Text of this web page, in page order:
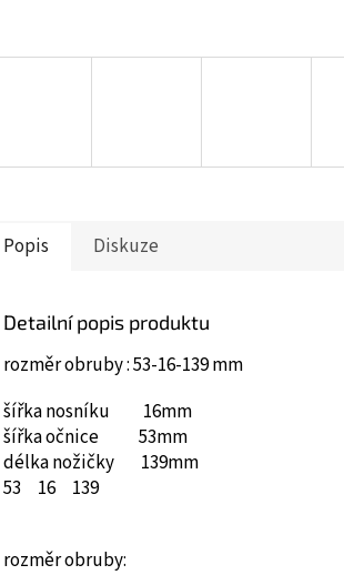
Popis Diskuze
Detailní popis produktu
rozměr obruby : 53-16-139 mm
šířka nosníku 16mm
šířka očnice 53mm
délka nožičky 139mm
53
16139
rozměr obruby: